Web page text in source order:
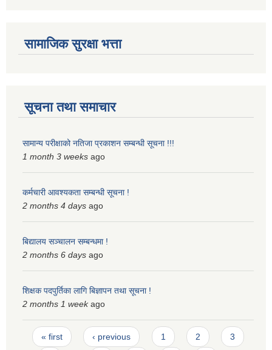
सामाजिक सुरक्षा भत्ता
सूचना तथा समाचार
सामान्य परीक्षाको नतिजा प्रकाशन सम्बन्धी सूचना !!!
1 month 3 weeks ago
कर्मचारी आवश्यकता सम्बन्धी सूचना !
2 months 4 days ago
बिद्यालय सञ्चालन सम्बन्धमा !
2 months 6 days ago
शिक्षक पदपुर्तिका लागि बिज्ञापन तथा सूचना !
2 months 1 weekago
Pages
« first ‹ previous 1 2 3